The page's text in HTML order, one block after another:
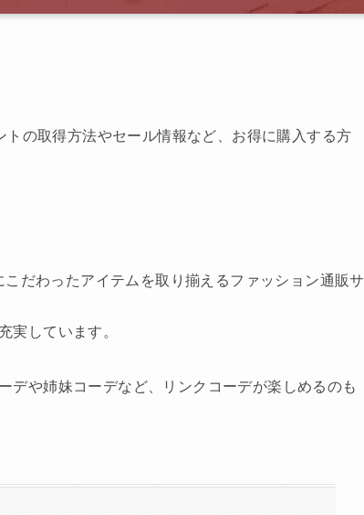
トの取得方法やセール情報など、お得に購入する方
だわったアイテムを取り揃えるファッション通販サ
実しています。
デや姉妹コーデなど、リンクコーデが楽しめるのも